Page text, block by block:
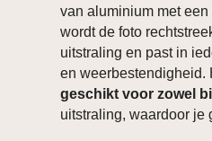
van aluminium met
wordt de foto
uitstraling en past in
en weerbestendigheid.
geschikt voor zowel
uitstraling, waardoor je